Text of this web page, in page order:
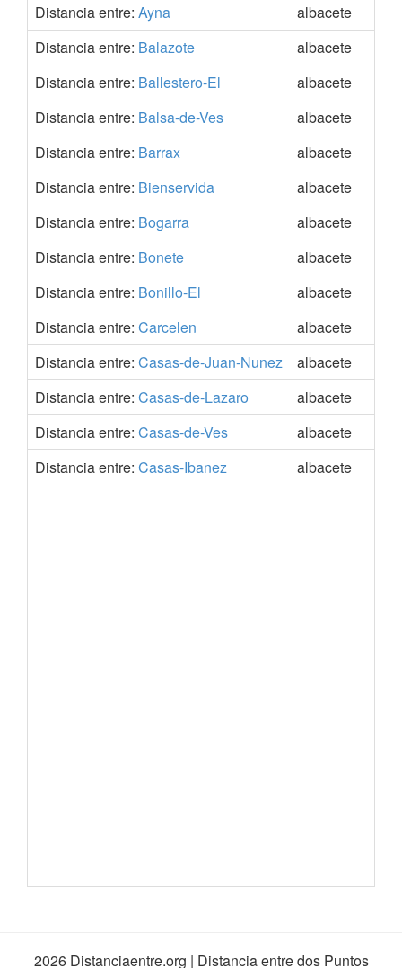
Distancia entre: Ayna albacete
Distancia entre: Balazote albacete
Distancia entre: Ballestero-El albacete
Distancia entre: Balsa-de-Ves albacete
Distancia entre: Barrax albacete
Distancia entre: Bienservida albacete
Distancia entre: Bogarra albacete
Distancia entre: Bonete albacete
Distancia entre: Bonillo-El albacete
Distancia entre: Carcelen albacete
Distancia entre: Casas-de-Juan-Nunez albacete
Distancia entre: Casas-de-Lazaro albacete
Distancia entre: Casas-de-Ves albacete
Distancia entre: Casas-Ibanez albacete
2026 Distanciaentre.org | Distancia entre dos Puntos